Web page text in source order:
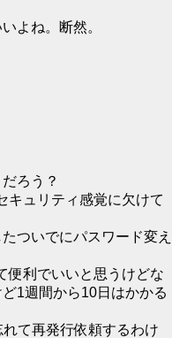
よね。断然。
ろう？
キュリティ感覚に欠けて
ついでにパスワード変え
便利でいいと思うけどな
1週間から10日はかかる
て再発行依頼するわけ